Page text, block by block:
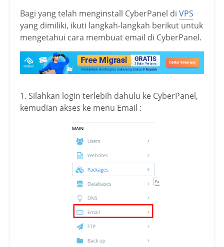
Bagi yang telah menginstall CyberPanel di VPS
yang dimiliki, ikuti langkah-langkah berikut untuk
mengetahui cara membuat email di CyberPanel.
1. Silahkan login terlebih dahulu ke CyberPanel,
kemudian akses ke menu Email :